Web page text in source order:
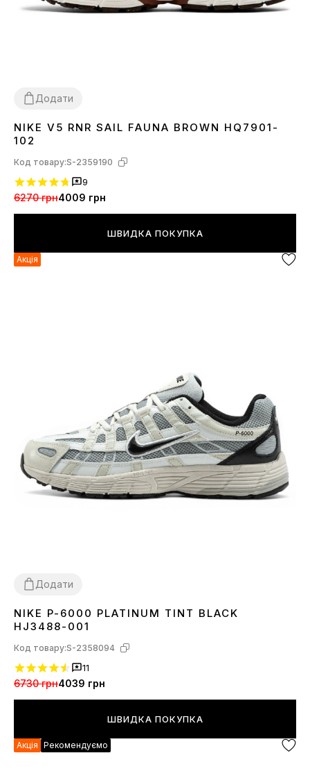
Додати
3637 383940 41 4243 44 45
NIKE V5 RNR SAIL FAUNA BROWN HQ7901-
102
Код товару:S-2359190
9
6270 грн4009 грн
ШВИДКА ПОКУПКА
Акція
Додати
3637 38 3940 41 42 4344 45
NIKE P-6000 PLATINUM TINT BLACK
HJ3488-001
Код товару:S-2358094
11
6730 грн4039 грн
ШВИДКА ПОКУПКА
Акція Рекомендуємо